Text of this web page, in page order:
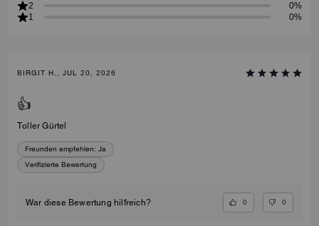
2
0%
1
0%
BIRGIT H., JUL 20, 2026
👍
Toller Gürtel
Freunden empfehlen: Ja
Verifizierte Bewertung
War diese Bewertung hilfreich? 0 0